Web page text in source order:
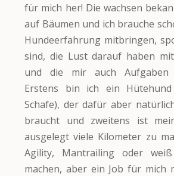
für mich her! Die wachsen
auf Bäumen und ich brauche
Hundeerfahrung mitbringen,
sind, die Lust darauf haben
und die mir auch Aufgaben
Erstens bin ich ein
Schafe), der dafür aber
braucht und zweitens ist
ausgelegt viele Kilometer zu
Agility, Mantrailing oder
machen, aber ein Job für mich